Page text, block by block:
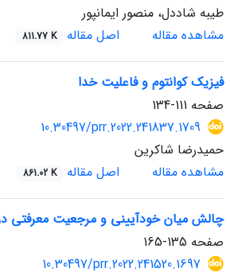
طیبه شاددل، منصور ایمانپور
مشاهده مقاله
اصل مقاله 811.77 K
فیزیک کوانتوم و فاعلیت خدا
صفحه 111-134
10.30497/prr.2022.241837.1709
حمیدرضا شاکرین
مشاهده مقاله
اصل مقاله 861.02 K
چالش میان خودآیینی و مرجعیت معرفتی
صفحه 135-165
10.30497/prr.2022.241520.1697